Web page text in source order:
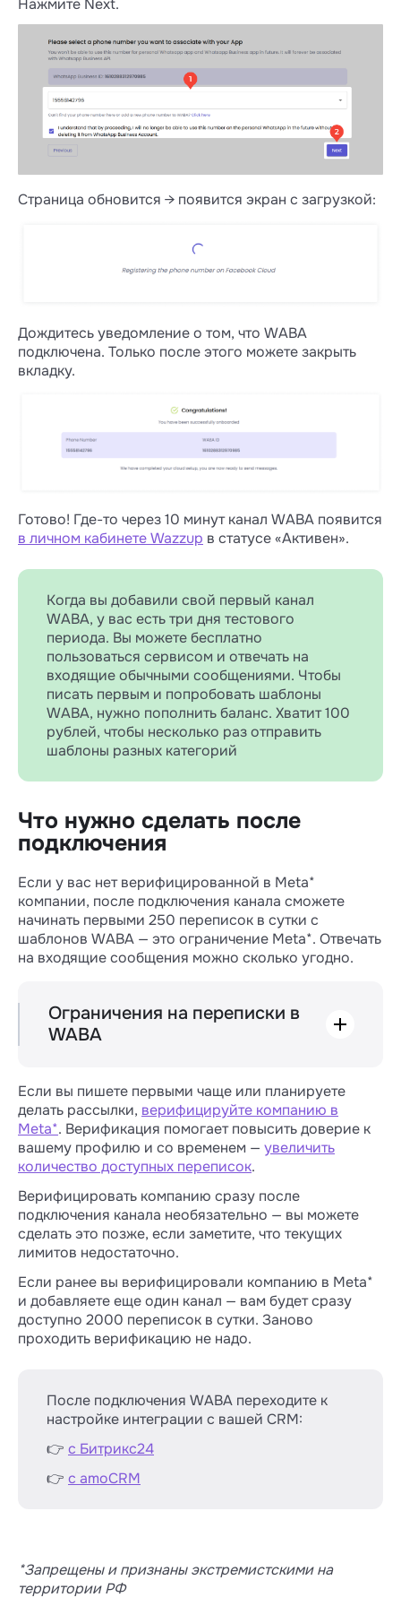
Нажмите Next.
Страница обновится → появится экран с загрузкой:
Дождитесь уведомление о том, что WABA
подключена. Только после этого можете закрыть
вкладку.
Готово! Где-то через 10 минут канал WABA появится
в личном кабинете Wazzup в статусе «Активен».
Когда вы добавили свой первый канал
WABA, у вас есть три дня тестового
периода. Вы можете бесплатно
пользоваться сервисом и отвечать на
входящие обычными сообщениями. Чтобы
писать первым и попробовать шаблоны
WABA, нужно пополнить баланс. Хватит 100
рублей, чтобы несколько раз отправить
шаблоны разных категорий
Что нужно сделать после
подключения
Если у вас нет верифицированной в Meta*
компании, после подключения канала сможете
начинать первыми 250 переписок в сутки с
шаблонов WABA — это ограничение Meta*. Отвечать
на входящие сообщения можно сколько угодно.
Ограничения на переписки в
WABA
обслуживания. Если в течение 24 часов
контакт снова напишет вам, новое
входящее продлит окно обслуживания: оно
будет активно в течение суток с момента
получения последнего сообщения.
Meta* ограничивает количество переписок,
которые вы можете начать первыми в
течение 24 часов. Начать переписку —
значит отправить шаблон WABA вне окна
Количество доступных переписок зависит
от уровня, который Meta* присвоила
вашему бизнес-портфолио:
Уровень 2: 10 000 переписок,
Уровень 3: 100 000 переписок,
Уровень 4: сколько угодно переписок.
Как только вы подключите первый канал
будут жаловаться на шаблоны, Meta* будет
увеличивать лимит, а потом вовсе снимет
Если вы пишете первыми чаще или планируете
делать рассылки, верифицируйте компанию в
Meta*. Верификация помогает повысить доверие к
вашему профилю и со временем — увеличить
количество доступных переписок.
Верифицировать компанию сразу после
подключения канала необязательно — вы можете
сделать это позже, если заметите, что текущих
лимитов недостаточно.
Если ранее вы верифицировали компанию в Meta*
и добавляете еще один канал — вам будет сразу
доступно 2000 переписок в сутки. Заново
проходить верификацию не надо.
После подключения WABA переходите к
настройке интеграции с вашей CRM:
👉 с Битрикс24
👉 с amoCRM
*Запрещены и признаны экстремистскими на
территории РФ